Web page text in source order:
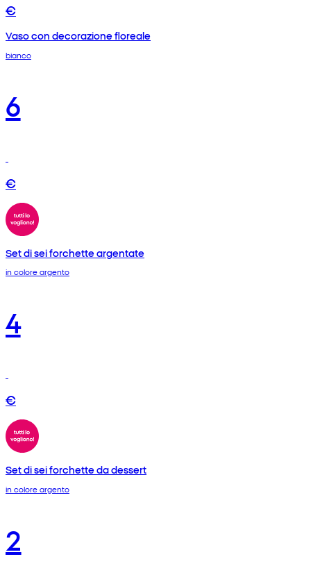
€
Vaso con decorazione floreale
bianco
6
€
Set di sei forchette argentate
in colore argento
4
€
Set di sei forchette da dessert
in colore argento
2